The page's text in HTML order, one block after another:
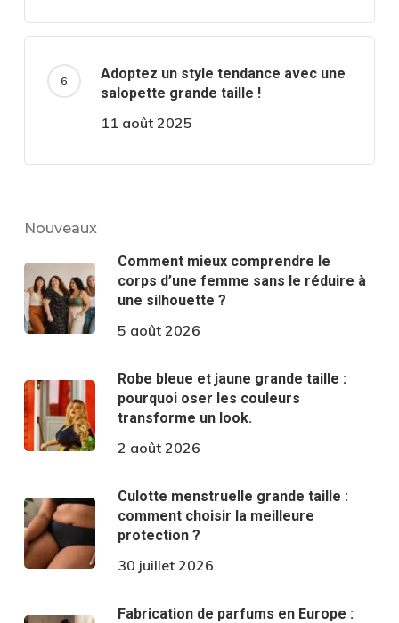
Adoptez un style tendance avec une
salopette grande taille !
11 août 2025
Nouveaux
Comment mieux comprendre le
corps d’une femme sans le réduire à
une silhouette ?
5 août 2026
Robe bleue et jaune grande taille :
pourquoi oser les couleurs
transforme un look.
2 août 2026
Culotte menstruelle grande taille :
comment choisir la meilleure
protection ?
30 juillet 2026
Fabrication de parfums en Europe :